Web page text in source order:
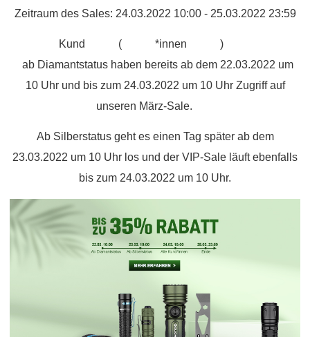
Zeitraum des Sales: 24.03.2022 10:00 - 25.03.2022 23:59
Kund ( *innen )
ab Diamantstatus haben bereits ab dem 22.03.2022 um
10 Uhr und bis zum 24.03.2022 um 10 Uhr Zugriff auf
unseren März-Sale.
Ab Silberstatus geht es einen Tag später ab dem
23.03.2022 um 10 Uhr los und der VIP-Sale läuft ebenfalls
bis zum 24.03.2022 um 10 Uhr.